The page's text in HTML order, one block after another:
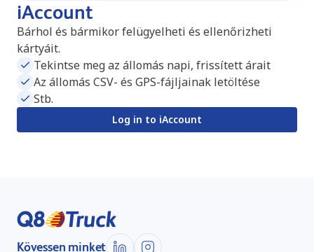
iAccount
Bárhol és bármikor felügyelheti és ellenőrizheti
kártyáit.
Tekintse meg az állomás napi, frissített árait
Az állomás CSV- és GPS-fájljainak letöltése
Stb.
Log in to iAccount
Kövessen minket